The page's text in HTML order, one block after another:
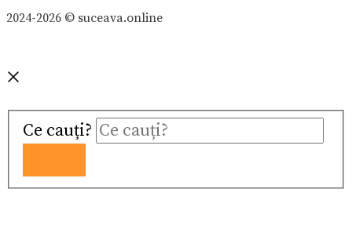
2024-2026 © suceava.online
Ce cauți?